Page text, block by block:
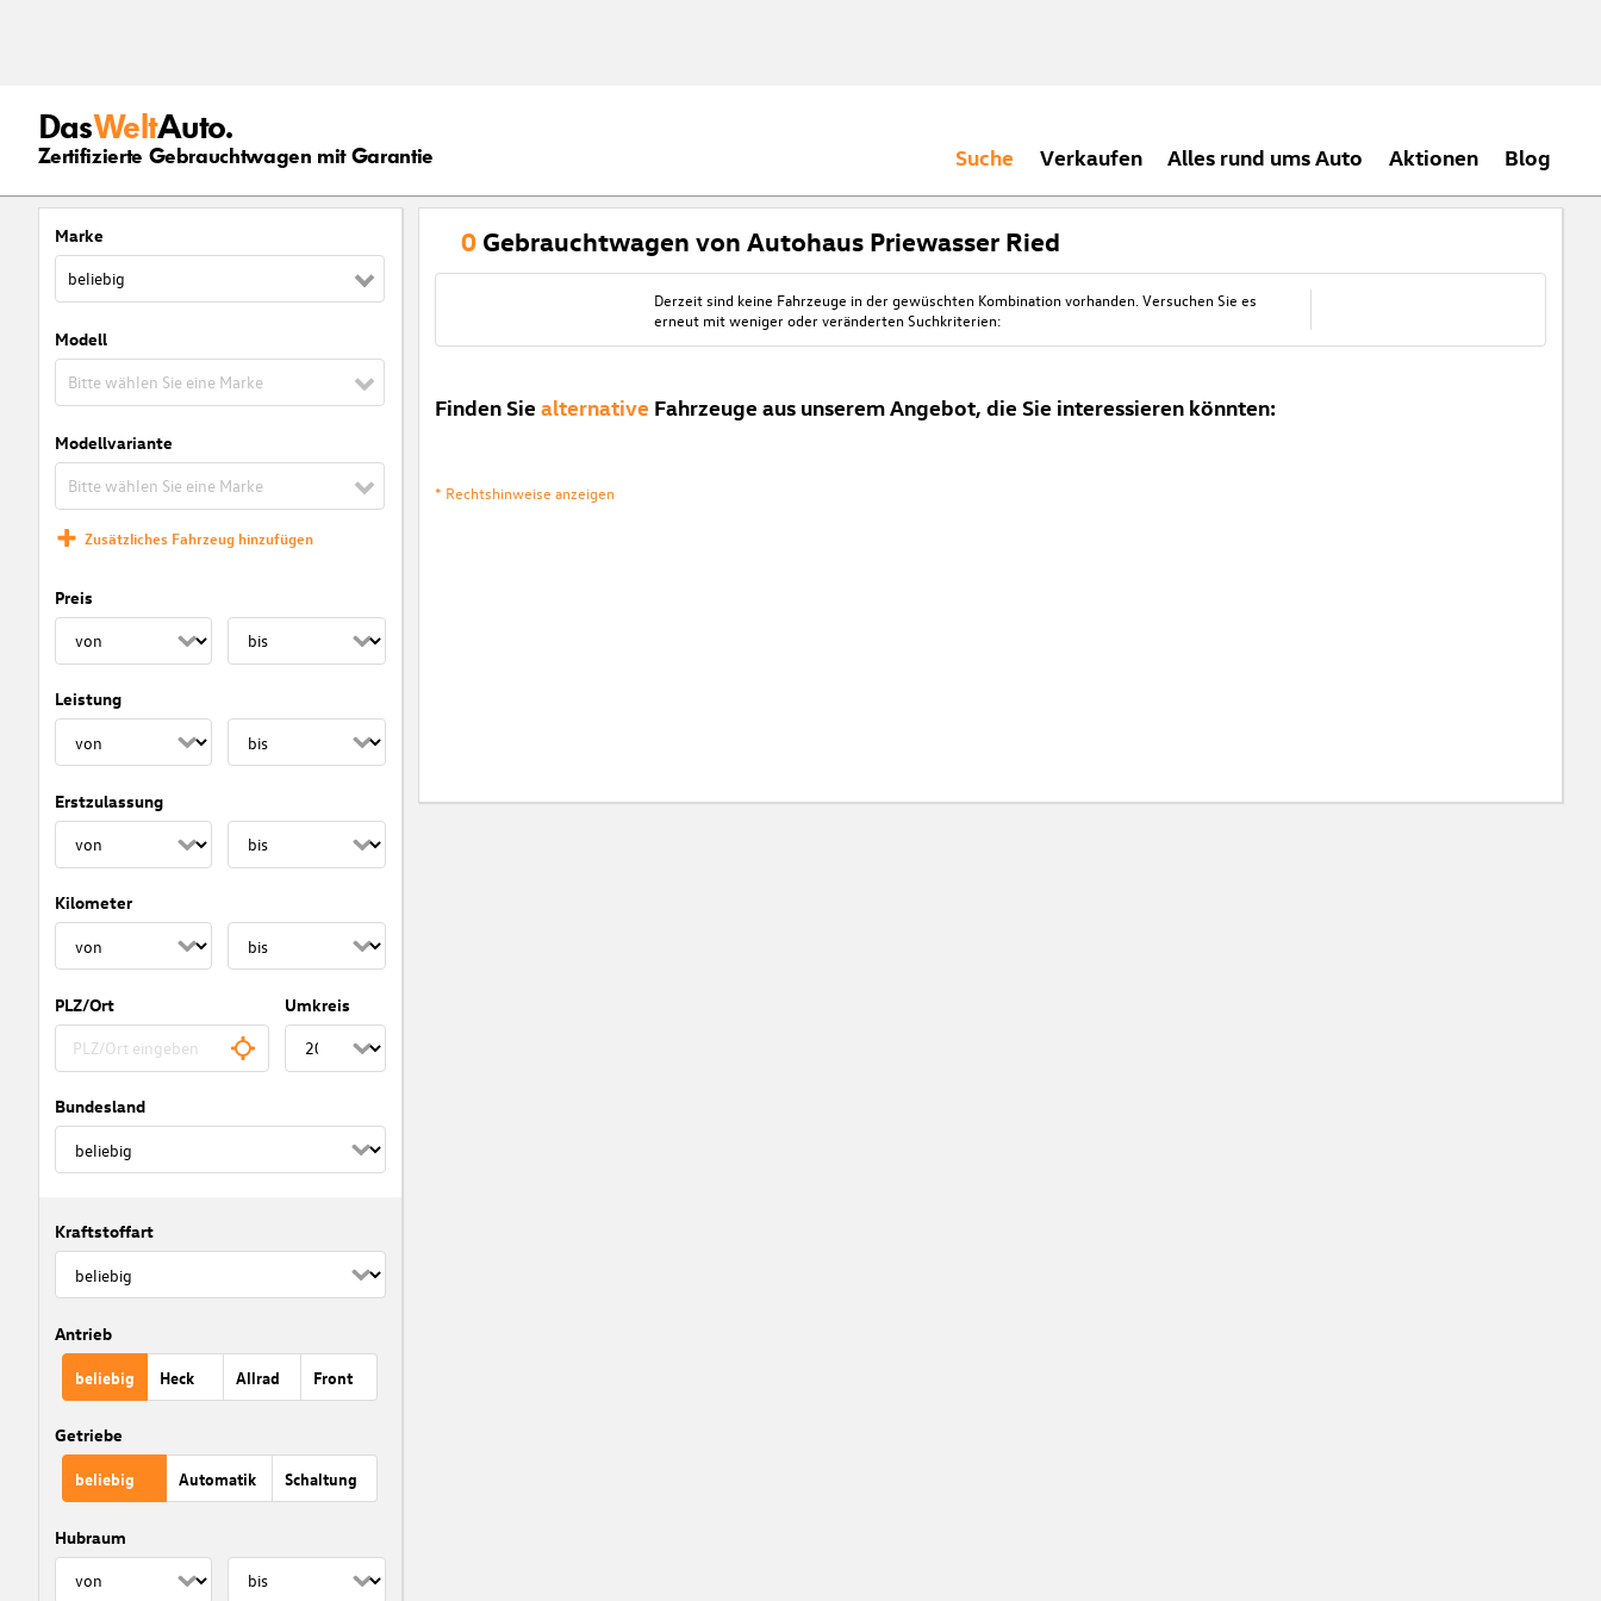
DasWeltAuto.
Zertifizierte Gebrauchtwagen mit Garantie Suche Verkaufen Alles rund ums Auto Aktionen Blog
Marke
beliebig
Modell
Bitte wählen Sie eine Marke
Modellvariante
Bitte wählen Sie eine Marke
Zusätzliches Fahrzeug hinzufügen
Preis
Leistung
Erstzulassung
Kilometer
PLZ/Ort Umkreis
Bundesland
Kraftstoffart
Antrieb
beliebig Heck Allrad Front
Getriebe
beliebig Automatik Schaltung
Hubraum
0 Gebrauchtwagen von Autohaus Priewasser Ried
Derzeit sind keine Fahrzeuge in der gewüschten Kombination vorhanden. Versuchen Sie es
erneut mit weniger oder veränderten Suchkriterien:
Finden Sie alternative Fahrzeuge aus unserem Angebot, die Sie interessieren könnten:
* Rechtshinweise anzeigen